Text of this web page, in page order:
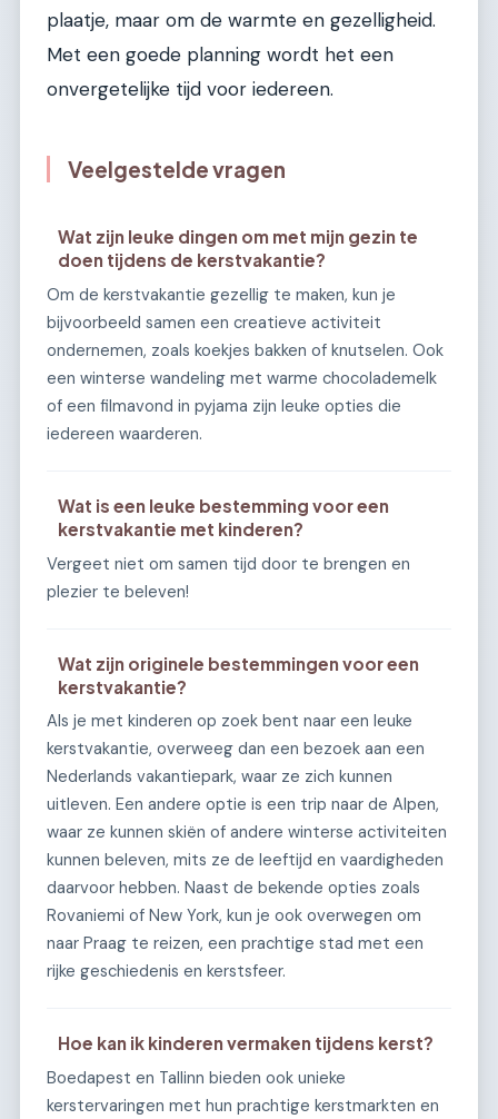
plaatje, maar om de warmte en gezelligheid.
Met een goede planning wordt het een
onvergetelijke tijd voor iedereen.
Veelgestelde vragen
Wat zijn leuke dingen om met mijn gezin te
doen tijdens de kerstvakantie?
Om de kerstvakantie gezellig te maken, kun je
bijvoorbeeld samen een creatieve activiteit
ondernemen, zoals koekjes bakken of knutselen. Ook
een winterse wandeling met warme chocolademelk
of een filmavond in pyjama zijn leuke opties die
iedereen waarderen.
Wat is een leuke bestemming voor een
kerstvakantie met kinderen?
Vergeet niet om samen tijd door te brengen en
plezier te beleven!
Wat zijn originele bestemmingen voor een
kerstvakantie?
Als je met kinderen op zoek bent naar een leuke
kerstvakantie, overweeg dan een bezoek aan een
Nederlands vakantiepark, waar ze zich kunnen
uitleven. Een andere optie is een trip naar de Alpen,
waar ze kunnen skiën of andere winterse activiteiten
kunnen beleven, mits ze de leeftijd en vaardigheden
daarvoor hebben. Naast de bekende opties zoals
Rovaniemi of New York, kun je ook overwegen om
naar Praag te reizen, een prachtige stad met een
rijke geschiedenis en kerstsfeer.
Hoe kan ik kinderen vermaken tijdens kerst?
Boedapest en Tallinn bieden ook unieke
kerstervaringen met hun prachtige kerstmarkten en